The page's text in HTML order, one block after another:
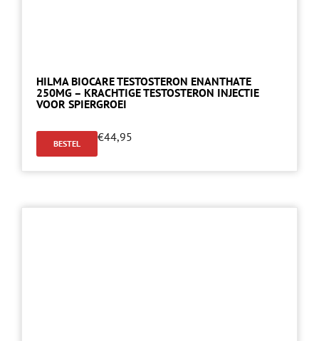
HILMA BIOCARE TESTOSTERON ENANTHATE
250MG – KRACHTIGE TESTOSTERON INJECTIE
VOOR SPIERGROEI
BESTEL €44,95